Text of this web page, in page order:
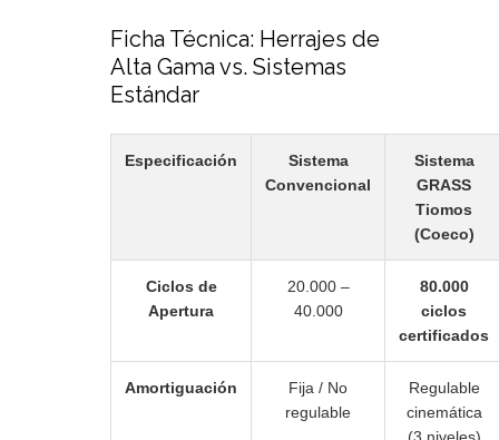
Ficha Técnica: Herrajes de
Alta Gama vs. Sistemas
Estándar
Especificación
Sistema
Convencional
Sistema
GRASS
Tiomos
(Coeco)
Ciclos de
Apertura
20.000 –
40.000
80.000
ciclos
certificados
Amortiguación
Fija / No
regulable
Regulable
cinemática